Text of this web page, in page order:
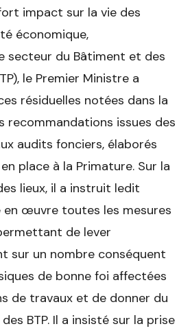
impact sur la vie des
économique,
secteur du Bâtiment et des
le Premier Ministre a
résiduelles notées dans la
recommandations issues des
audits fonciers, élaborés
place à la Primature. Sur la
lieux, il a instruit ledit
œuvre toutes les mesures
de lever
sur un nombre conséquent
de bonne foi affectées
de travaux et de donner du
BTP. Il a insisté sur la prise